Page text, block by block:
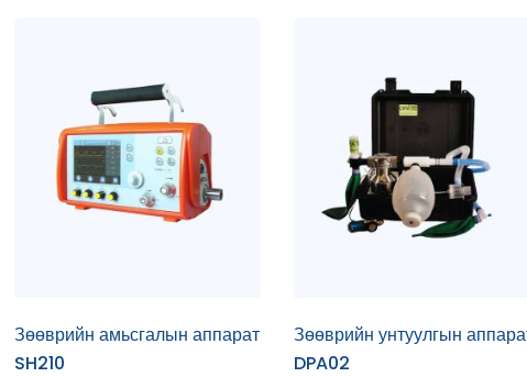
Зөөврийн амьсгалын аппарат
SH210
Зөөврийн унтуулгын
DPA02